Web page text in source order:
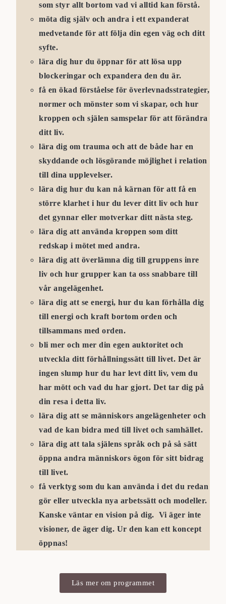
som styr allt bortom vad vi alltid kan förstå.
möta dig själv och andra i ett expanderat
medvetande för att följa din egen väg och ditt
syfte.
lära dig hur du öppnar för att lösa upp
blockeringar och expandera den du är.
få en ökad förståelse för överlevnadsstrategier,
normer och mönster som vi skapar, och hur
kroppen och själen samspelar för att förändra
ditt liv.
lära dig om trauma och att de både har en
skyddande och lösgörande möjlighet i relation
till dina upplevelser.
lära dig hur du kan nå kärnan för att få en
större klarhet i hur du lever ditt liv och hur
det gynnar eller motverkar ditt nästa steg.
lära dig att använda kroppen som ditt
redskap i mötet med andra.
lära dig att överlämna dig till gruppens inre
liv och hur grupper kan ta oss snabbare till
vår angelägenhet.
lära dig att se energi, hur du kan förhålla dig
till energi och kraft bortom orden och
tillsammans med orden.
bli mer och mer din egen auktoritet och
utveckla ditt förhållningssätt till livet. Det är
ingen slump hur du har levt ditt liv, vem du
har mött och vad du har gjort. Det tar dig på
din resa i detta liv.
lära dig att se människors angelägenheter och
vad de kan bidra med till livet och samhället.
lära dig att tala själens språk och på så sätt
öppna andra människors ögon för sitt bidrag
till livet.
få verktyg som du kan använda i det du redan
gör eller utveckla nya arbetssätt och modeller.
Kanske väntar en vision på dig. Vi äger inte
visioner, de äger dig. Ur den kan ett koncept
öppnas!
Läs mer om programmet